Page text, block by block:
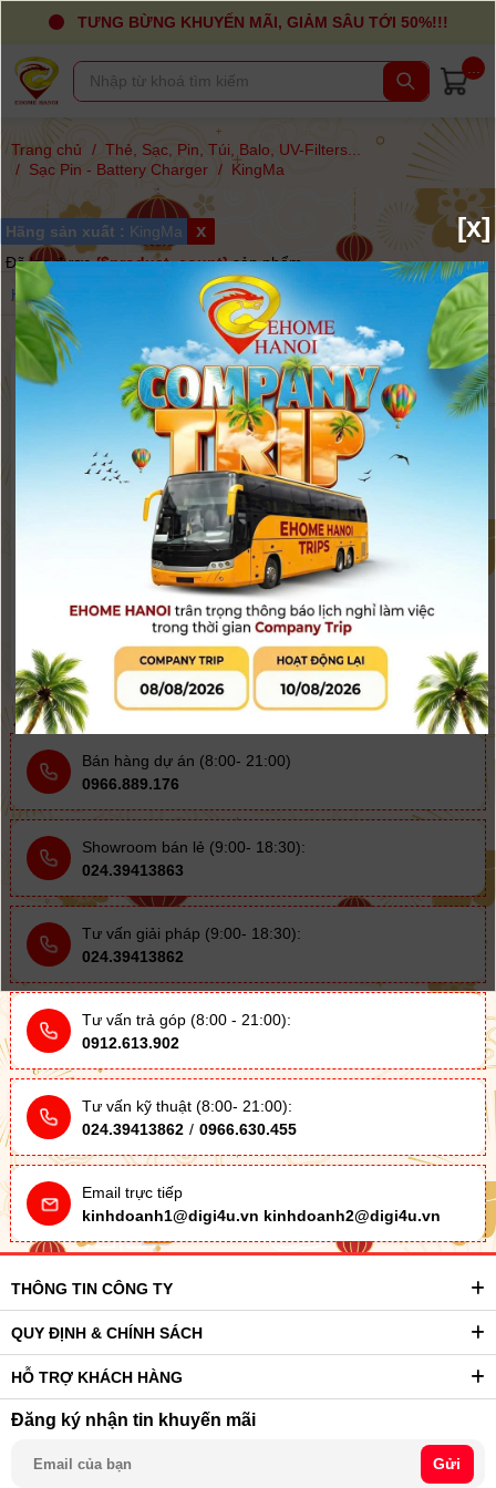
TƯNG BỪNG KHUYẾN MÃI, GIẢM SÂU TỚI 50%!!!
Trang chủ / Thẻ, Sạc, Pin, Túi, Balo, UV-Filters...
/ Sạc Pin - Battery Charger / KingMa
Hãng sản xuất : KingMa x
Đã lọc được{$product_count}sản phẩm
Hãng
Sắp xếp
Sạc Kingma BM058-FW50 for
Sony FW50
Còn hàng
Bán hàng dự án (8:00- 21:00)
0966.889.176
Showroom bán lẻ (9:00- 18:30):
024.39413863
Tư vấn giải pháp (9:00- 18:30):
024.39413862
Tư vấn trả góp (8:00 - 21:00):
0912.613.902
Tư vấn kỹ thuật (8:00- 21:00):
024.39413862 / 0966.630.455
Email trực tiếp
kinhdoanh1@digi4u.vn kinhdoanh2@digi4u.vn
THÔNG TIN CÔNG TY
QUY ĐỊNH & CHÍNH SÁCH
HỖ TRỢ KHÁCH HÀNG
Đăng ký nhận tin khuyến mãi
Gửi
[x]